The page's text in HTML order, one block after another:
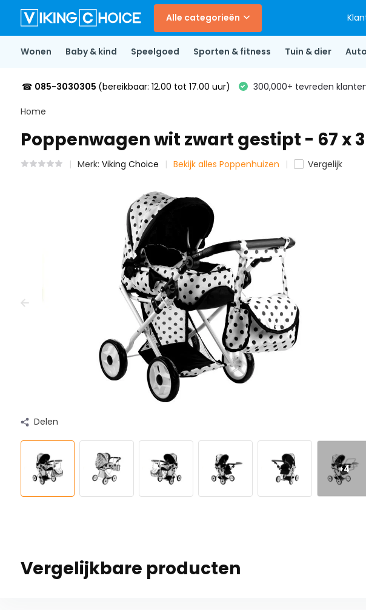
Alle categorieën
Wonen Baby & kind Speelgoed Sporten & fitness Tuin & dier
☎ 085-3030305 (bereikbaar: 12.00 tot 17.00 uur) 300,000+ tevreden
Home
Poppenwagen wit zwart gestipt - 67 x
Merk: Viking Choice Bekijk alles Poppenhuizen Vergelijk
Delen
+4
Vergelijkbare producten